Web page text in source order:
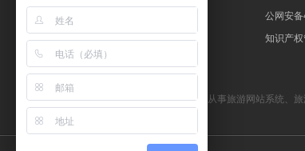
著登字：第0425251号
商标注册证：第10596237号
备案号：粤ICP备09057647号
公网安
知识产
TourEx旅游网站管理系统—— 专业从事旅游网站系统